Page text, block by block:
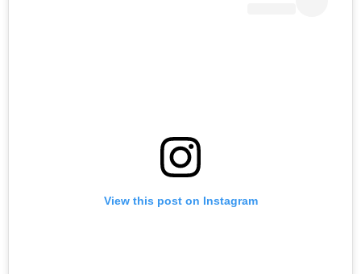
View this post on Instagram